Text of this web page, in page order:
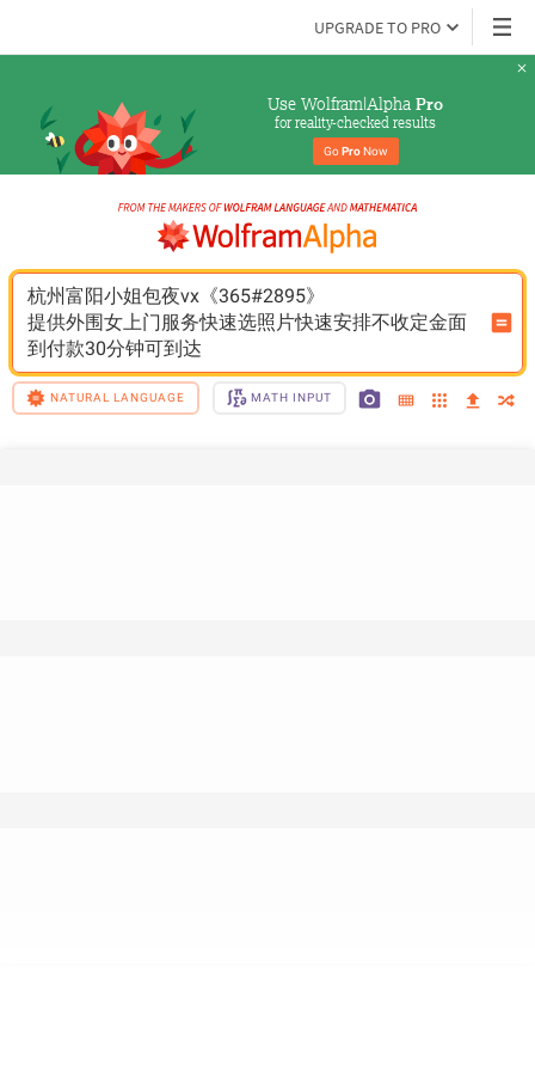
UPGRADE TO PRO
Use Wolfram|Alpha Pro
for reality-checked results
Go Pro Now
杭州富阳小姐包夜vx《365#2895》
提供外围女上门服务快速选照片快速安排不收定金面
到付款30分钟可到达
NATURAL LANGUAGE MATH INPUT